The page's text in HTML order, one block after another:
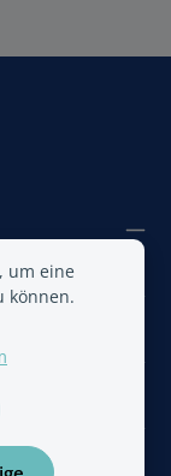
um eine
können.